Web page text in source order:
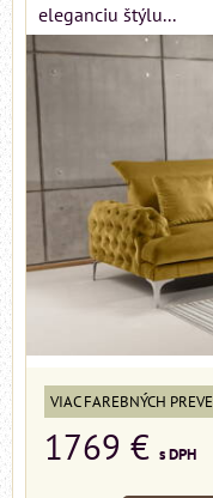
eleganciu štýlu...
VIAC FAREBNÝCH
1769 € s DPH